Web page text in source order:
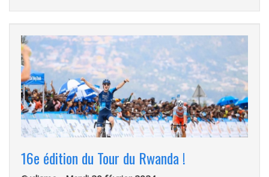
16e édition du Tour du Rwanda !